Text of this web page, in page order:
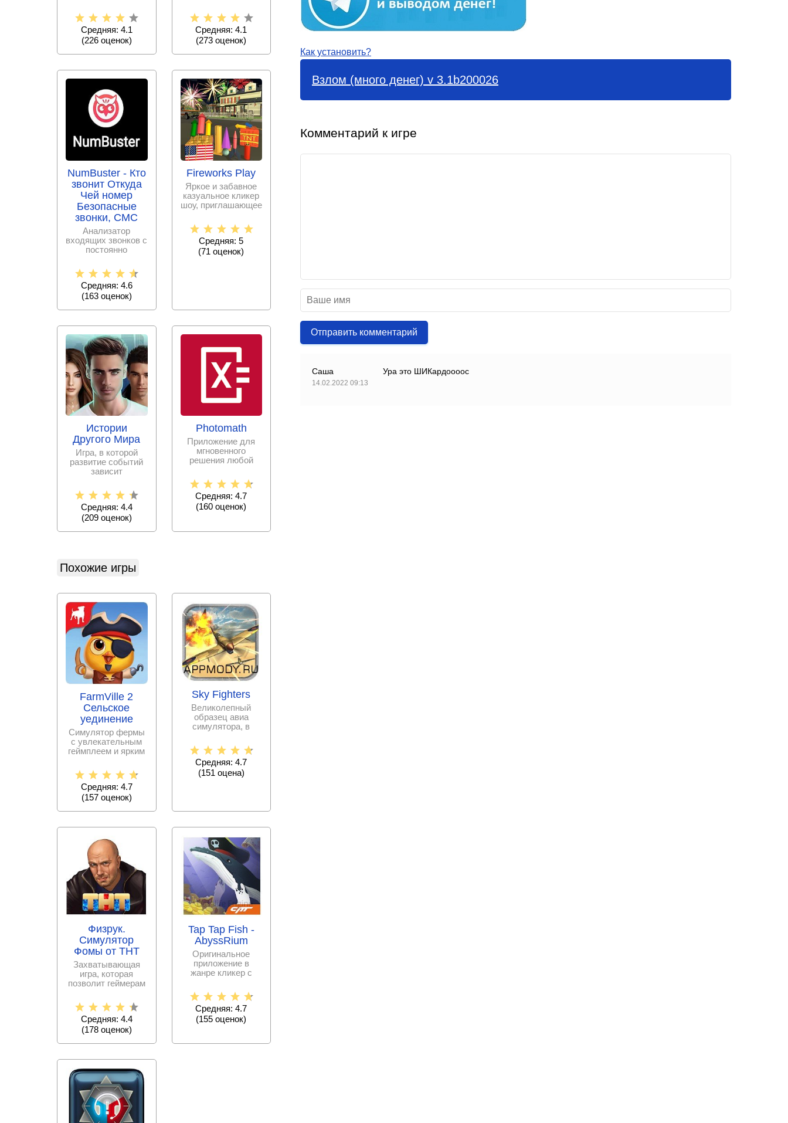
Как установить?
Взлом (много денег) v 3.1b200026
Комментарий к игре
Отправить комментарий
Саша
14.02.2022 09:13
Ура это ШИКардоооос
всю необходимую
информацию и
Средняя: 4.1
(226оценок)
публикации
коротких
видеороликов
Средняя: 4.1
(273 оценок)
NumBuster - Кто
звонит Откуда
Чей номер
Безопасные
звонки, СМС
Анализатор
входящих звонков с
постоянно
спам – номеров,
Средняя: 4.6
(163оценок)
Fireworks Play
Яркое и забавное
казуальное кликер
шоу, приглашающее
команды по
Средняя: 5
(71 оценок)
Истории
Другого Мира
Игра, в которой
развитие событий
зависит
принятых тобой
решениях.
Средняя: 4.4
(209оценок)
Photomath
Приложение для
мгновенного
решения любой
задачи с
пошаговыми
Средняя: 4.7
(160 оценок)
Похожие игры
FarmVille 2
Сельское
уединение
Симулятор фермы
с увлекательным
геймплеем и ярким
оформлением.
Средняя: 4.7
(157оценок)
Sky Fighters
Великолепный
образец авиа
симулятора, в
пользователи
примут участие в
Средняя: 4.7
(151 оценa)
Физрук.
Симулятор
Фомы от ТНТ
Захватывающая
игра, которая
позволит геймерам
миру главного героя
Средняя: 4.4
(178оценок)
Tap Tap Fish -
AbyssRium
Оригинальное
приложение в
жанре кликер с
графическим
оформлением и
Средняя: 4.7
(155 оценок)